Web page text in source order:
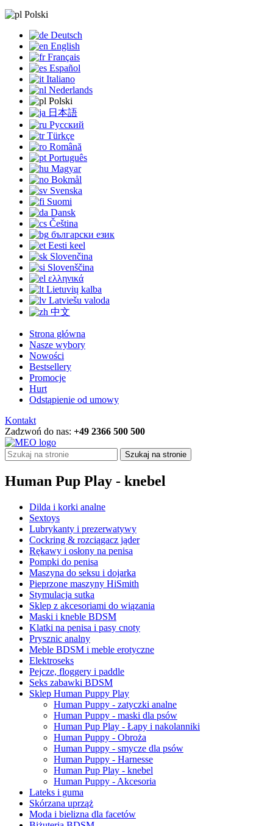
Polski
Deutsch
English
Français
Español
Italiano
Nederlands
Polski
日本語
Русский
Türkçe
Română
Português
Magyar
Bokmål
Svenska
Suomi
Dansk
Čeština
български език
Eesti keel
Slovenčina
Slovenščina
ελληνικά
Lietuvių kalba
Latviešu valoda
中文
Strona główna
Nasze wybory
Nowości
Bestsellery
Promocje
Hurt
Odstąpienie od umowy
Kontakt
Zadzwoń do nas: +49 2366 500 500
Szukaj na stronie
Human Pup Play - knebel
Dilda i korki analne
Sextoys
Lubrykanty i prezerwatywy
Cockring & rozciągacz jąder
Rękawy i osłony na penisa
Pompki do penisa
Maszyna do seksu i dojarka
Pieprzone maszyny HiSmith
Stymulacja sutka
Sklep z akcesoriami do wiązania
Maski i kneble BDSM
Klatki na penisa i pasy cnoty
Prysznic analny
Meble BDSM i meble erotyczne
Elektroseks
Pejcze, floggery i paddle
Seks zabawki BDSM
Sklep Human Puppy Play
Human Puppy - zatyczki analne
Human Puppy - maski dla psów
Human Pup Play - Łapy i nakolanniki
Human Puppy - Obroża
Human Puppy - smycze dla psów
Human Puppy - Harnesse
Human Pup Play - knebel
Human Puppy - Akcesoria
Lateks i guma
Skórzana uprząż
Moda i bielizna dla facetów